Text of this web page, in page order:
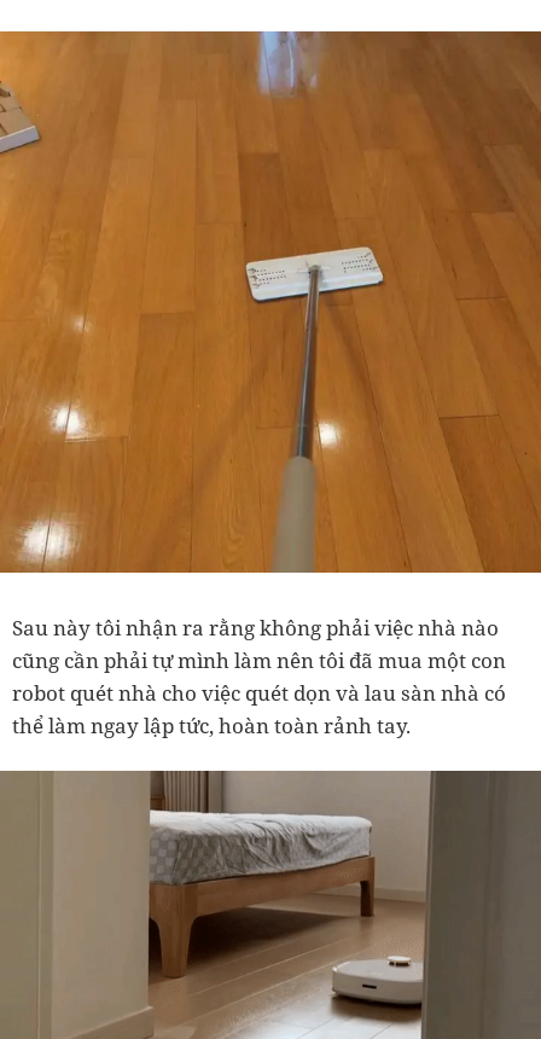
Sau này tôi nhận ra rằng không phải việc nhà nào
cũng cần phải tự mình làm nên tôi đã mua một con
robot quét nhà cho việc quét dọn và lau sàn nhà có
thể làm ngay lập tức, hoàn toàn rảnh tay.